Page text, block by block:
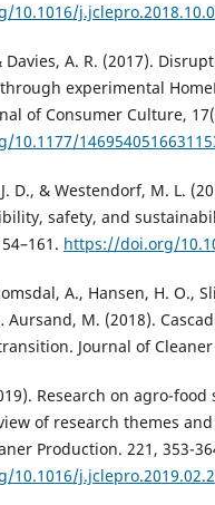
10.1016/
Davies, A. R. (2017).
experimental
of Consumer Culture,
D., & Westendorf, M. L.
safety, and
https://doi.org/
A., Hansen, H. O.,
Aursand, M. (2018).
Journal of
Research on agro-
of research themes
Production. 221, 353-
10.1016/